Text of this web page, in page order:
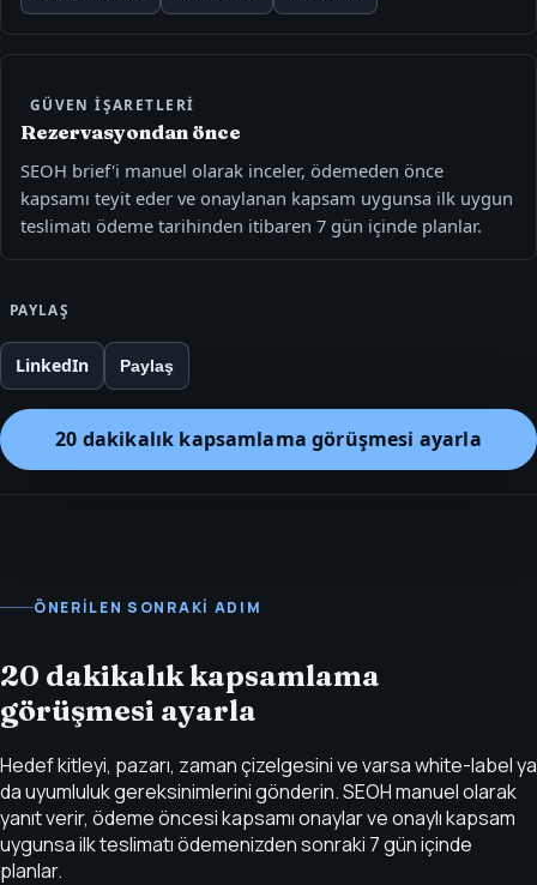
GÜVEN IŞARETLERI
Rezervasyondan önce
SEOH brief'i manuel olarak inceler, ödemeden önce
kapsamı teyit eder ve onaylanan kapsam uygunsa ilk uygun
teslimatı ödeme tarihinden itibaren 7 gün içinde planlar.
PAYLAŞ
LinkedIn Paylaş
20 dakikalık kapsamlama görüşmesi ayarla
ÖNERILEN SONRAKI ADIM
20 dakikalık kapsamlama
görüşmesi ayarla
Hedef kitleyi, pazarı, zaman çizelgesini ve varsa white-label ya
da uyumluluk gereksinimlerini gönderin. SEOH manuel olarak
yanıt verir, ödeme öncesi kapsamı onaylar ve onaylı kapsam
uygunsa ilk teslimatı ödemenizden sonraki 7 gün içinde
planlar.